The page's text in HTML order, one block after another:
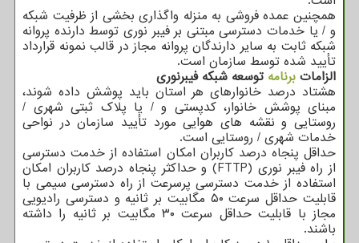
همچنین عمده فروشی به منزله واگذاری بخشی از ظرفیت شبکه
و / یا خدمات دسترسی مبتنی بر فیبر نوری توسط دارنده پروانه
شبکه ثابت به سایر دارندگان پروانه مجاز در قالب نمونه قرارداد
تأیید شده توسط سازمان است.
الزامات برنامه توسعه شبکه فیبرنوری
هشتاد درصد خانوارهای هر استان باید پوشش داده شوند،
مبنای پوشش خانوار، کدپستی و / یا پلاک ثبتی شهری /
روستایی و نقشه های هوایی مورد تأیید سازمان در نواحی
خدمات شهری / روستایی است.
حداقل پنجاه درصد کاربران امکان استفاده از خدمت دسترسی
از راه فیبر نوری (FTTP) و حداکثر پنجاه درصد کاربران امکان
استفاده از خدمت دسترسی پرسرعت از راه دسترسی سیمی با
قابلیت حداقل سرعت ۵۰ مگابیت بر ثانیه و دسترسی رادیویی
مجاز با قابلیت حداقل سرعت ۳۰ مگابیت بر ثانیه را داشته
باشند.